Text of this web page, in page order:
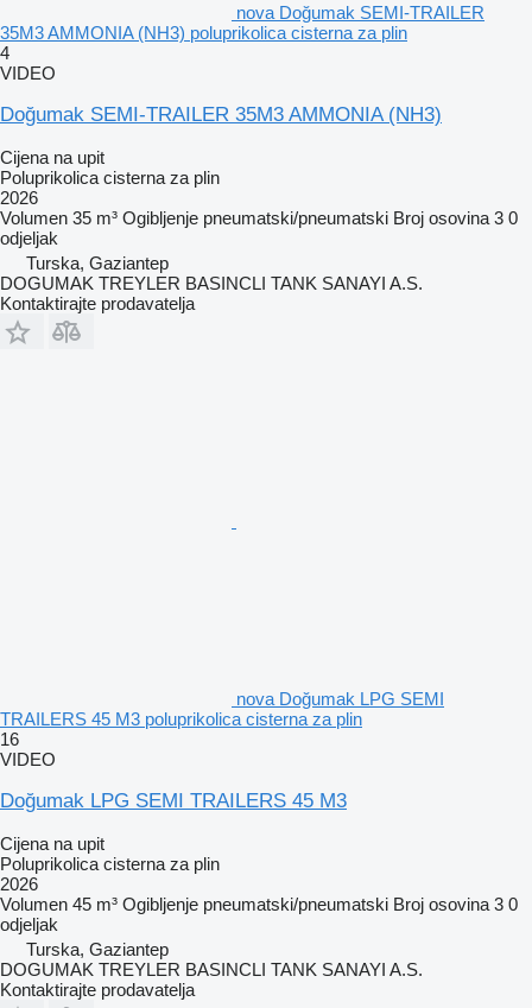
nova Doğumak SEMI-TRAILER
35M3 AMMONIA (NH3) poluprikolica cisterna za plin
4
VIDEO
Doğumak SEMI-TRAILER 35M3 AMMONIA (NH3)
Cijena na upit
Poluprikolica cisterna za plin
2026
Volumen 35 m³ Ogibljenje pneumatski/pneumatski Broj osovina 3 0
odjeljak
Turska, Gaziantep
DOGUMAK TREYLER BASINCLI TANK SANAYI A.S.
Kontaktirajte prodavatelja
nova Doğumak LPG SEMI
TRAILERS 45 M3 poluprikolica cisterna za plin
16
VIDEO
Doğumak LPG SEMI TRAILERS 45 M3
Cijena na upit
Poluprikolica cisterna za plin
2026
Volumen 45 m³ Ogibljenje pneumatski/pneumatski Broj osovina 3 0
odjeljak
Turska, Gaziantep
DOGUMAK TREYLER BASINCLI TANK SANAYI A.S.
Kontaktirajte prodavatelja